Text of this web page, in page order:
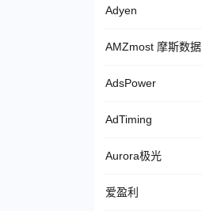
Adyen
AMZmost 摩斯数据
AdsPower
AdTiming
Aurora极光
爱盈利